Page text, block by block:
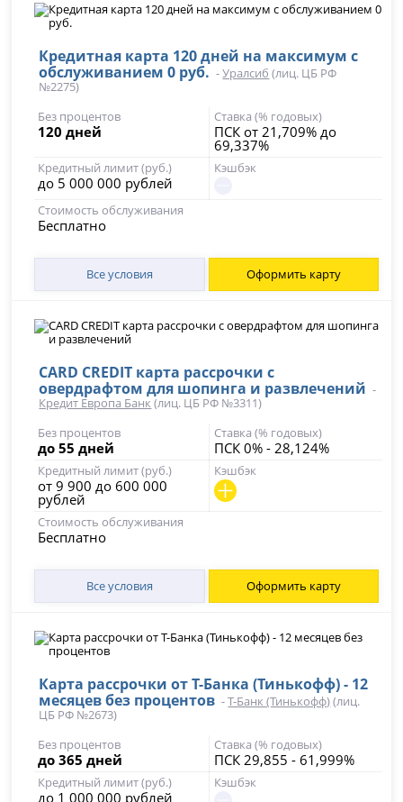
Кредитная карта 120 дней на максимум с
обслуживанием 0 руб. -Уралсиб (лиц. ЦБ РФ
№2275)
Без процентов
120 дней
Ставка (% годовых)
ПСК от 21,709% до
69,337%
Кредитный лимит (руб.)
до 5 000 000 рублей
Кэшбэк
Стоимость обслуживания
Бесплатно
Все условия Оформить карту
CARD CREDIT карта рассрочки с
овердрафтом для шопинга и развлечений -
Кредит Европа Банк (лиц. ЦБ РФ №3311)
Без процентов
до 55 дней
Ставка (% годовых)
ПСК 0% - 28,124%
Кредитный лимит (руб.)
от 9 900 до 600 000
рублей
Кэшбэк
Стоимость обслуживания
Бесплатно
Все условия Оформить карту
Карта рассрочки от Т-Банка (Тинькофф) - 12
месяцев без процентов -Т-Банк (Тинькофф)(лиц.
ЦБ РФ №2673)
Без процентов
до 365 дней
Ставка (% годовых)
ПСК 29,855 - 61,999%
Кредитный лимит (руб.)
до 1 000 000 рублей
Кэшбэк